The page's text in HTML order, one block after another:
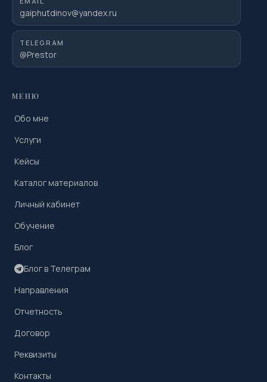
gaiphutdinov@yandex.ru
TELEGRAM
@Prestor
МЕНЮ
Обо мне
Услуги
Кейсы
Каталог материалов
Личный кабинет
Обучение
Блог
Блог в Телеграм
Направления
Отчетность
Договор
Реквизиты
Контакты